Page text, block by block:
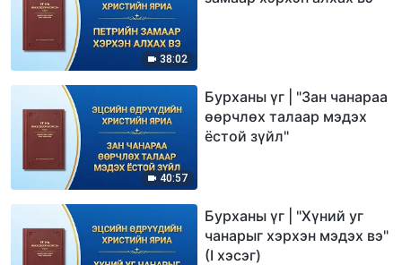
38:02
40:57
Бурханы үг | "Зан чанараа
өөрчлөх талаар мэдэх
ёстой зүйл"
Бурханы үг | "Хүний уг
чанарыг хэрхэн мэдэх вэ"
(I хэсэг)